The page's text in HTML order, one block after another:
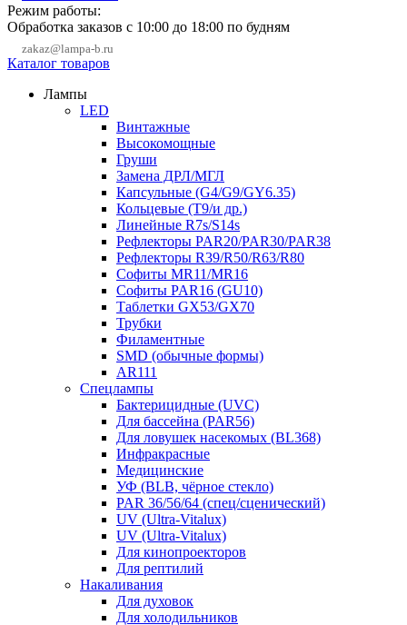
Режим работы:
Обработка заказов с 10:00 до 18:00 по будням
zakaz@lampa-b.ru
Каталог товаров
Лампы
LED
Винтажные
Высокомощные
Груши
Замена ДРЛ/МГЛ
Капсульные (G4/G9/GY6.35)
Кольцевые (T9/и др.)
Линейные R7s/S14s
Рефлекторы PAR20/PAR30/PAR38
Рефлекторы R39/R50/R63/R80
Софиты MR11/MR16
Софиты PAR16 (GU10)
Таблетки GX53/GX70
Трубки
Филаментные
SMD (обычные формы)
AR111
Спецлампы
Бактерицидные (UVC)
Для бассейна (PAR56)
Для ловушек насекомых (BL368)
Инфракрасные
Медицинские
УФ (BLB, чёрное стекло)
PAR 36/56/64 (спец/сценический)
UV (Ultra‑Vitalux)
UV (Ultra-Vitalux)
Для кинопроекторов
Для рептилий
Накаливания
Для духовок
Для холодильников